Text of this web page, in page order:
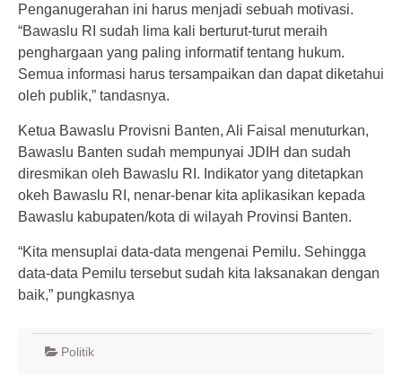
Penganugerahan ini harus menjadi sebuah motivasi.
“Bawaslu RI sudah lima kali berturut-turut meraih
penghargaan yang paling informatif tentang hukum.
Semua informasi harus tersampaikan dan dapat diketahui
oleh publik,” tandasnya.
Ketua Bawaslu Provisni Banten, Ali Faisal menuturkan,
Bawaslu Banten sudah mempunyai JDIH dan sudah
diresmikan oleh Bawaslu RI. Indikator yang ditetapkan
okeh Bawaslu RI, nenar-benar kita aplikasikan kepada
Bawaslu kabupaten/kota di wilayah Provinsi Banten.
“Kita mensuplai data-data mengenai Pemilu. Sehingga
data-data Pemilu tersebut sudah kita laksanakan dengan
baik,” pungkasnya
Politik